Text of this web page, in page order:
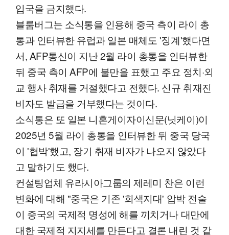
입국을 금지했다.
블룸버그는 소식통을 인용해 중국 측이 라이 총
통과 인터뷰한 유럽과 일본 매체도 '징계'했다면
서, AFP통신이 지난 2월 라이 총통을 인터뷰한
뒤 중국 측이 AFP에 불만을 표했고 주요 정치·외
교 행사 취재를 거절했다고 전했다. 신규 취재진
비자도 발급을 거부했다는 것이다.
소식통은 또 일본 니혼게이자이신문(닛케이)이
2025년 5월 라이 총통을 인터뷰한 뒤 중국 당국
이 '협박'했고, 장기 취재 비자가 나오지 않았다
고 말하기도 했다.
컨설팅업체 유라시아그룹의 제레미 찬은 이런
변화에 대해 "중국은 기존 '회색지대' 압박 전술
이 중국의 국제적 명성에 해를 끼치거나 대만에
대한 국제적 지지세를 만든다고 결론 내린 것 같